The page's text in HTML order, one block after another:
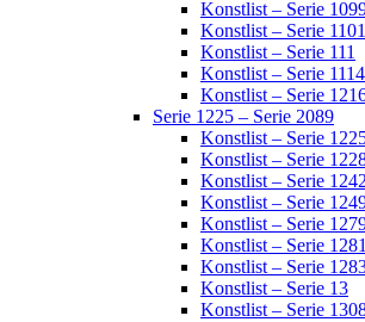
Konstlist – Serie
Konstlist – Serie 1101
Konstlist – Serie 111
Konstlist – Serie 1114
Konstlist – Serie
Serie 1225 – Serie 2089
Konstlist – Serie
Konstlist – Serie
Konstlist – Serie 1242
Konstlist – Serie
Konstlist – Serie
Konstlist – Serie 1281
Konstlist – Serie
Konstlist – Serie 13
Konstlist – Serie